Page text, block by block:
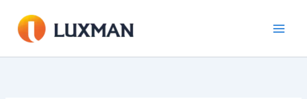
contenido